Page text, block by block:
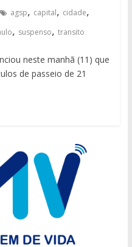
agsp, capital, cidade,
, suspenso, transito
neste manhã (11) que
de passeio de 21